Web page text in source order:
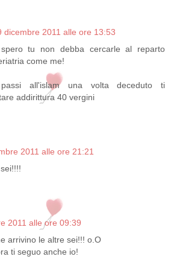
dicembre 2011 alle ore 13:53
spero tu non debba cercarle al reparto
come me!
all'islam una volta deceduto ti
addirittura 40 vergini
2011 alle ore 21:21
2011 alle ore 09:39
arrivino le altre sei!!! o.O
ti seguo anche io!